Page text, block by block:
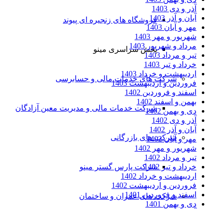
فروشگاه های زنجیره ای پیوند
پخش سراسری مینو
شرکت های خدمات مالی و حسابرسی
شرکت خدمات مالی و مدیریت معین آزادگان
شرکت های بازرگانی
شرکت پارس گستر مینو
شرکت های عمران و ساختمان
آذر و دی 1403
آبان و آذر 1403
مهر و آبان 1403
شهریور و مهر 1403
مرداد و شهریور 1403
تیر و مرداد 1403
خرداد و تیر 1403
اردیبهشت و خرداد 1403
فروردین و اردیبهشت 1403
اسفند و فروردین 1402
بهمن و اسفند 1402
دی و بهمن 1402
آذر و دی 1402
آبان و آذر 1402
مهر و آبان 1402
شهریور و مهر 1402
تیر و مرداد 1402
خرداد و تیر 1402
اردیبهشت و خرداد 1402
فروردین و اردیبهشت 1402
اسفند و فروردین 1401
دی و بهمن 1401